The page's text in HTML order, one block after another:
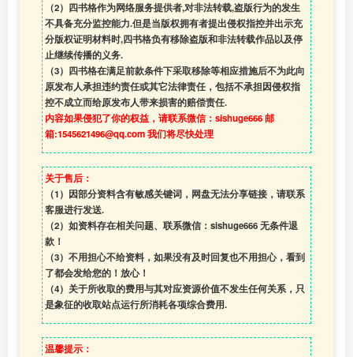
（2）四书格作为网络服务提供者,对非法转载,盗版行为的发生
不具备充分监控能力.但是当版权拥有者提出侵权指控并出示充
分版权证明材料时,四书格负有移除盗版和非法转载作品以及停
止继续传播的义务.
（3）四书格在满足前款条件下采取移除等相应措施后不为此向
原发布人承担违约责任或其它法律责任，包括不承担因侵权指
控不成立而给原发布人带来损害的赔偿责任.
内容如果侵犯了你的权益，请联系微信：sishuge666 邮
箱:1545621496@qq.com 我们将尽快处理
关于售后：
（1）因部分资料含有敏感关键词，网盘无法分享链接，请联系
客服进行发送.
（2）如资料存在相关问题、联系微信：sishuge666 无条件退
款！
（3） 不用担心不给资料，如果没有及时回复也不用担心，看到
了都会发给您的！放心！
（4） 关于所收取的费用与其对应资源价值不发生任何关系，只
是象征的收取站点运行所消耗各项综合费用.
温馨提示：